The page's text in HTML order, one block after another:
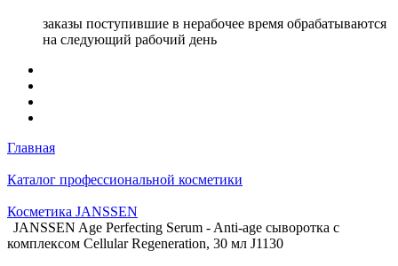
заказы поступившие в нерабочее время обрабатываются
на следующий рабочий день
Главная
Каталог профессиональной косметики
Косметика JANSSEN
JANSSEN Age Perfecting Serum - Anti-age сыворотка с
комплексом Cellular Regeneration, 30 мл J1130